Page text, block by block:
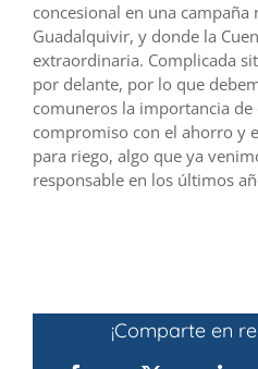
concesional en una campaña
Guadalquivir, y donde la
extraordinaria. Complicada
por delante, por lo que
comuneros la importancia
compromiso con el ahorro y
para riego, algo que ya
responsable en los últimos
¡Comparte en